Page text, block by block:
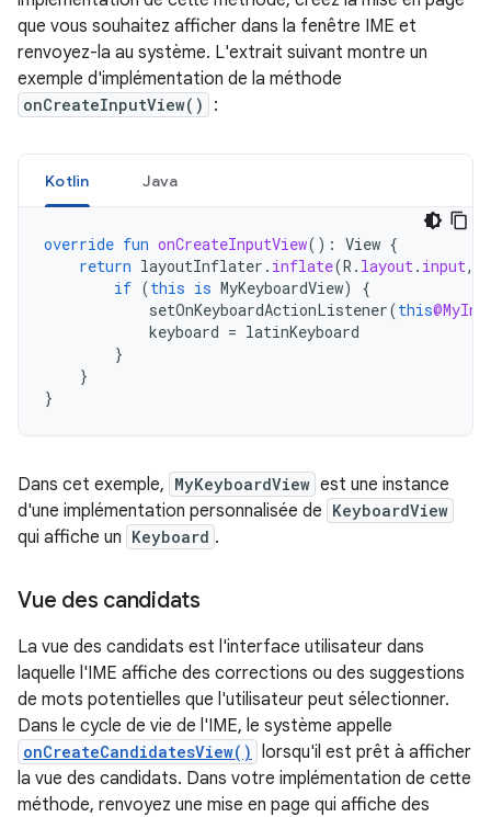
que vous souhaitez afficher dans la fenêtre IME et
renvoyez-la au système. L'extrait suivant montre un
exemple d'implémentation de la méthode
onCreateInputView() :
Kotlin Java
override fun onCreateInputView(): View {
return layoutInflater . inflate(R . layout . input,
if (this is MyKeyboardView)
{
setOnKeyboardActionListener(this
keyboard = latinKeyboard
}
}
}
Dans cet exemple, MyKeyboardView est une instance
d'une implémentation personnalisée de KeyboardView
qui affiche un Keyboard .
Vue des candidats
La vue des candidats est l'interface utilisateur dans
laquelle l'IME affiche des corrections ou des suggestions
de mots potentielles que l'utilisateur peut sélectionner.
Dans le cycle de vie de l'IME, le système appelle
onCreateCandidatesView()
lorsqu'il est prêt à afficher
la vue des candidats. Dans votre implémentation de cette
méthode, renvoyez une mise en page qui affiche des